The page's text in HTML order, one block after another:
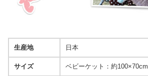
生産地 日本
サイズ ベビーケット：約100×70cm